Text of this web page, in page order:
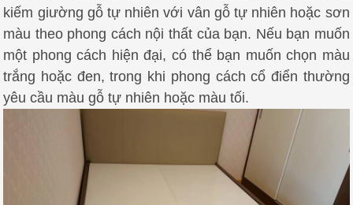
kiếm giường gỗ tự nhiên với vân gỗ tự nhiên hoặc sơn
màu theo phong cách nội thất của bạn. Nếu bạn muốn
một phong cách hiện đại, có thể bạn muốn chọn màu
trắng hoặc đen, trong khi phong cách cổ điển thường
yêu cầu màu gỗ tự nhiên hoặc màu tối.